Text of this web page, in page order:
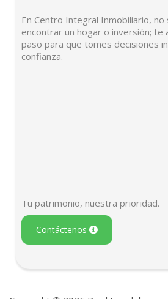
En Centro Integral Inmobiliario,
encontrar un hogar o inversión; te
paso para que tomes decisiones
confianza.
Tu patrimonio, nuestra prioridad.
Contáctenos